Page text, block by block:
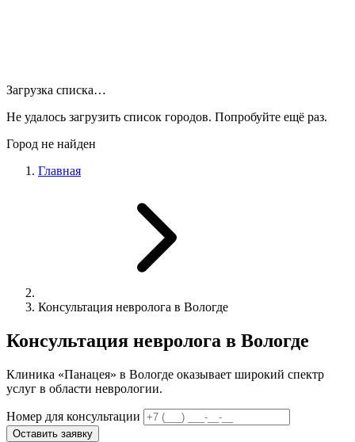
Загрузка списка…
Не удалось загрузить список городов. Попробуйте ещё раз.
Город не найден
Главная
Консультация невролога в Вологде
Консультация невролога в Вологде
Клиника «Панацея» в Вологде оказывает широкий спектр
услуг в области неврологии.
Номер для консультации
Оставить заявку